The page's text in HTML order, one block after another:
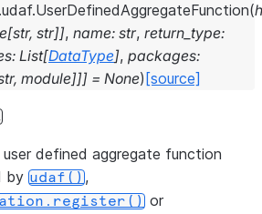
UserDefinedAggregateFunction(
[str, str]], name: str, return_type:
: List[DataType], packages:
, module]]] = None) [source]
user defined aggregate function
by udaf(),
or